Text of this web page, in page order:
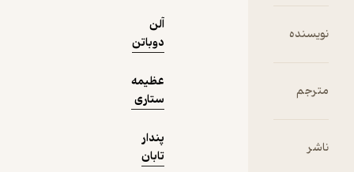
فلسفی‌تر
عبور کنیم
نویسنده
آلن
دوباتن
مترجم
عظیمه
ستاری
ناشر
پندار
تابان